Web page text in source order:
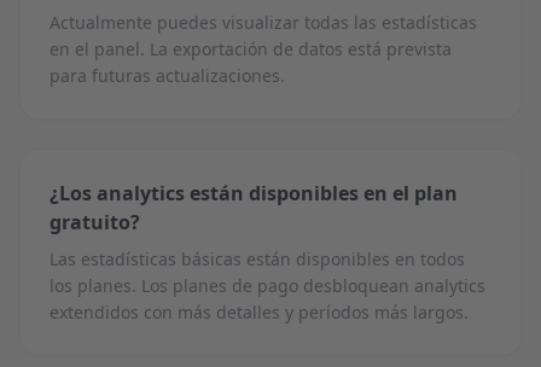
Actualmente puedes visualizar todas las estadísticas
en el panel. La exportación de datos está prevista
para futuras actualizaciones.
¿Los analytics están disponibles en el plan
gratuito?
Las estadísticas básicas están disponibles en todos
los planes. Los planes de pago desbloquean analytics
extendidos con más detalles y períodos más largos.